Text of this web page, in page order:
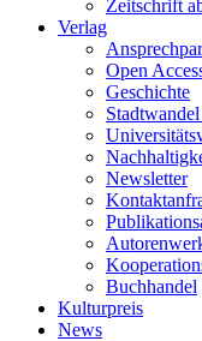
Zeitschrift
Verlag
Open
Geschichte
Newsletter
Buchhandel
Kulturpreis
News